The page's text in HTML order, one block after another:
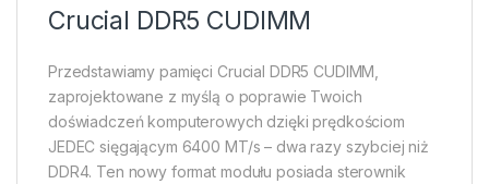
Crucial DDR5 CUDIMM
Przedstawiamy pamięci Crucial DDR5 CUDIMM,
zaprojektowane z myślą o poprawie Twoich
doświadczeń komputerowych dzięki prędkościom
JEDEC sięgającym 6400 MT/s – dwa razy szybciej niż
DDR4. Ten nowy format modułu posiada sterownik